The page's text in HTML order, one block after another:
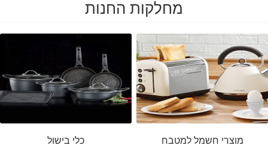
מחלקות החנות
כלי בישול מוצרי חשמל למטבח